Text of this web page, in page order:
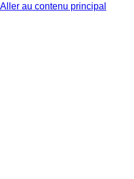
Aller au contenu principal